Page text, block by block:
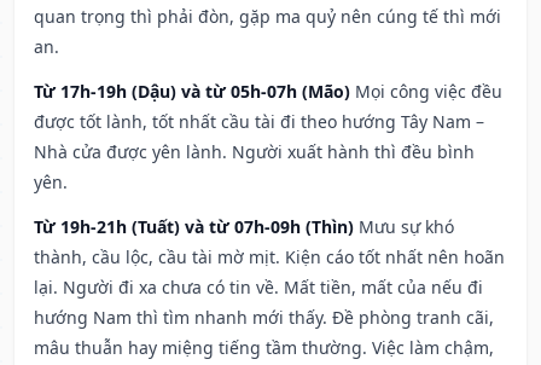
quan trọng thì phải đòn, gặp ma quỷ nên cúng tế thì mới
an.
Từ 17h-19h (Dậu) và từ 05h-07h (Mão) Mọi công việc đều
được tốt lành, tốt nhất cầu tài đi theo hướng Tây Nam –
Nhà cửa được yên lành. Người xuất hành thì đều bình
yên.
Từ 19h-21h (Tuất) và từ 07h-09h (Thìn) Mưu sự khó
thành, cầu lộc, cầu tài mờ mịt. Kiện cáo tốt nhất nên hoãn
lại. Người đi xa chưa có tin về. Mất tiền, mất của nếu đi
hướng Nam thì tìm nhanh mới thấy. Đề phòng tranh cãi,
mâu thuẫn hay miệng tiếng tầm thường. Việc làm chậm,